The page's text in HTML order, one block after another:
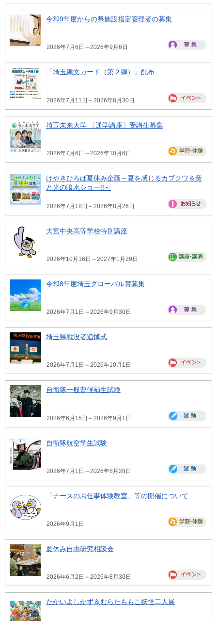
令和9年度からの県施設指定管理者の募集
2026年7月6日～2026年9月6日
「埼玉縄文カード（第２弾）」配布
2026年7月11日～2026年8月30日
埼玉未来大学 〔通学講座〕受講生募集
2026年7月6日～2026年10月6日
けやきひろば夏休み企画～夏を感じるカブクワ＆音
と光の噴水ショー!!～
2026年7月18日～2026年8月26日
大宮中央高等学校特別講座
2026年10月16日～2027年1月29日
令和8年度埼玉グローバル賞募集
2026年7月1日～2026年9月30日
埼玉県戦没者追悼式
2026年7月1日～2026年10月1日
自衛隊一般曹候補生試験
2026年6月15日～2026年9月1日
自衛隊航空学生試験
2026年7月1日～2026年8月28日
「ナースのお仕事体験教室」等の開催について
2026年9月1日
夏休み自由研究相談会
2026年6月2日～2026年8月30日
たかいよしかず＆むらたももこ妖怪二人展